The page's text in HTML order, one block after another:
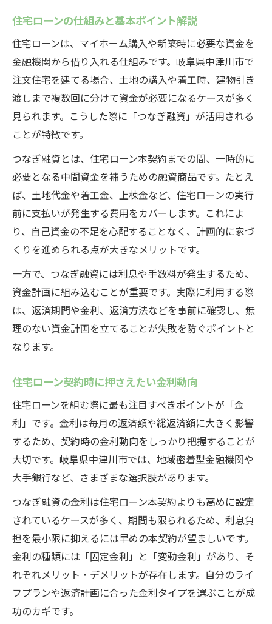
点
住宅ローン本契約前のつなぎ融資活用例
つなぎ融資利用時に発生する費用の目安
つなぎ融資を選ぶ際の住宅ローン比較ポイ
ント
住宅ローン控除とつなぎ融資の注意点
住宅ローン控除の適用条件とつなぎ融資の
関係
つなぎ融資利用時の住宅ローン控除の可否
解説
住宅ローン控除を最大限活かすポイント
住宅ローンとつなぎ融資の税制上の注意点
つなぎ融資で控除が受けられないケースと
は
資金負担を抑える住宅ローン選び方
住宅ローン金利を比較して負担軽減を目指
す
画
住宅ローン選びで重視したいサポート体制
住宅ローンの固定金利と変動金利の特徴比
較
つなぎ融資の仕組みと住宅ローンとの違い
つなぎ融資の利用シーン別メリット解説
住宅ローンとの同時利用で注意すべき点
つなぎ融資に必要な書類と手続きポイント
住宅ローン返済開始までの資金調達法
中津川市で安心して住宅ローンを申請するコツ
住宅ローンの仕組みと基本ポイント解説
住宅ローンは、マイホーム購入や新築時に必要な資金を
金融機関から借り入れる仕組みです。岐阜県中津川市で
注文住宅を建てる場合、土地の購入や着工時、建物引き
渡しまで複数回に分けて資金が必要になるケースが多く
見られます。こうした際に「つなぎ融資」が活用される
ことが特徴です。
つなぎ融資とは、住宅ローン本契約までの間、一時的に
必要となる中間資金を補うための融資商品です。たとえ
ば、土地代金や着工金、上棟金など、住宅ローンの実行
前に支払いが発生する費用をカバーします。これによ
り、自己資金の不足を心配することなく、計画的に家づ
くりを進められる点が大きなメリットです。
一方で、つなぎ融資には利息や手数料が発生するため、
資金計画に組み込むことが重要です。実際に利用する際
は、返済期間や金利、返済方法などを事前に確認し、無
理のない資金計画を立てることが失敗を防ぐポイントと
なります。
住宅ローン契約時に押さえたい金利動向
住宅ローンを組む際に最も注目すべきポイントが「金
利」です。金利は毎月の返済額や総返済額に大きく影響
するため、契約時の金利動向をしっかり把握することが
大切です。岐阜県中津川市では、地域密着型金融機関や
大手銀行など、さまざまな選択肢があります。
つなぎ融資の金利は住宅ローン本契約よりも高めに設定
されているケースが多く、期間も限られるため、利息負
担を最小限に抑えるには早めの本契約が望ましいです。
金利の種類には「固定金利」と「変動金利」があり、そ
れぞれメリット・デメリットが存在します。自分のライ
フプランや返済計画に合った金利タイプを選ぶことが成
功のカギです。